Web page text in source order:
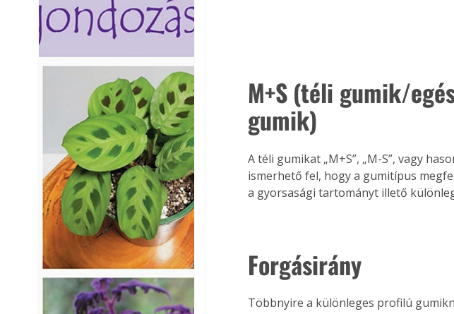
M+S (téli gumik/
gumik)
A téli gumikat „M+S”, „M-S”, vagy
ismerhető fel, hogy a gumitípus
a gyorsasági tartományt illető
Forgásirány
Többnyire a különleges profilú